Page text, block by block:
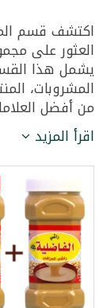
اكتشف قسم
العثور على
يشمل هذا
المشروبات،
من أفضل
اقرأ المزيد